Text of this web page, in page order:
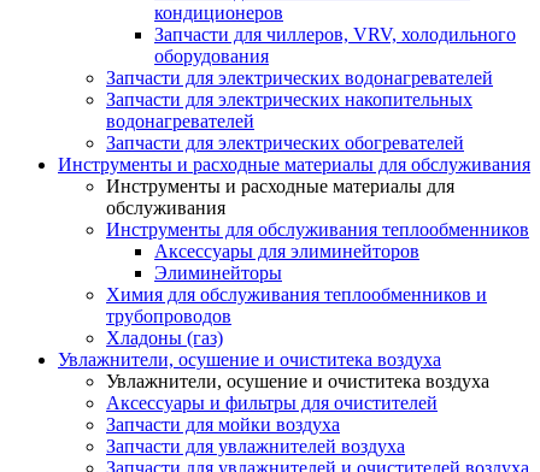
кондиционеров
Запчасти для чиллеров, VRV, холодильного
оборудования
Запчасти для электрических водонагревателей
Запчасти для электрических накопительных
водонагревателей
Запчасти для электрических обогревателей
Инструменты и расходные материалы для обслуживания
Инструменты и расходные материалы для
обслуживания
Инструменты для обслуживания теплообменников
Аксессуары для элиминейторов
Элиминейторы
Химия для обслуживания теплообменников и
трубопроводов
Хладоны (газ)
Увлажнители, осушение и очиститека воздуха
Увлажнители, осушение и очиститека воздуха
Аксессуары и фильтры для очистителей
Запчасти для мойки воздуха
Запчасти для увлажнителей воздуха
Запчасти для увлажнителей и очистителей воздуха